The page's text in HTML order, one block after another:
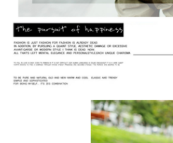
３．未成年的使用者請事先徵得法定代理
「AFTEE先享後付」，若未經同意申辦者
任。
４．使用「AFTEE先享後付」時，將依據
時審查核予不同之上限額度；若仍有額
請求用戶進行身份認證。
５．嚴禁一人註冊多個帳號或使用他人資
恩沛科技股份有限公司將有權停止該用